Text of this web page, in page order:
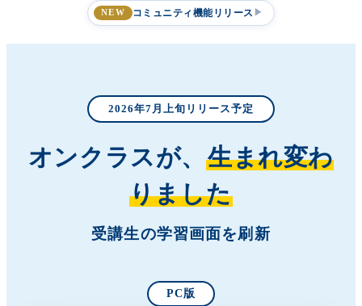
NEW コミュニティ機能リリース ▶
2026年7月上旬リリース予定
オンクラスが、生まれ変わ
りました
受講生の学習画面を刷新
PC版